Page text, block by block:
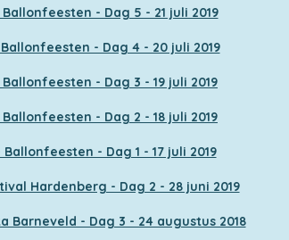
Ballonfeesten - Dag 5 - 21 juli 2019
- Dag 4 - 20 juli 2019
Ballonfeesten - Dag 3 - 19 juli 2019
Ballonfeesten - Dag 2 - 18 juli 2019
Ballonfeesten - Dag 1 - 17 juli 2019
Hardenberg - Dag 2 - 28 juni 2019
Barneveld - Dag 3 - 24 augustus 2018